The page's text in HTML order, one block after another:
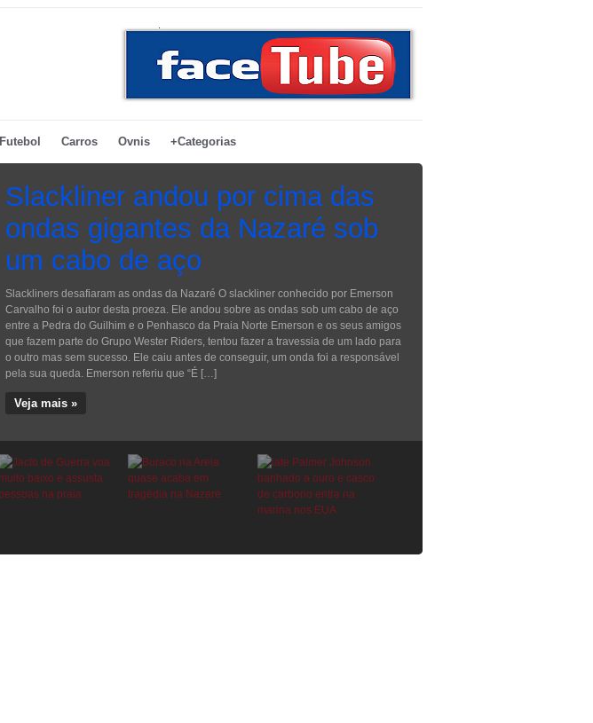
Futebol Carros Ovnis +Categorias
Slackliner andou por cima das
ondas gigantes da Nazaré sob
um cabo de aço
Slackliners desafiaram as ondas da Nazaré O slackliner conhecido por Emerson
Carvalho foi o autor desta proeza. Ele andou sobre as ondas sob um cabo de aço
entre a Pedra do Guilhim e o Penhasco da Praia Norte Emerson e os seus amigos
que fazem parte do Grupo Wester Riders, tentou fazer a travessia de um lado para
o outro mas sem sucesso. Ele caiu antes de conseguir, um onda foi a responsável
pela sua queda. Emerson referiu que “É […]
Veja mais »